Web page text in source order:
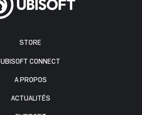
STORE
UBISOFT CONNECT
A PROPOS
ACTUALITÉS